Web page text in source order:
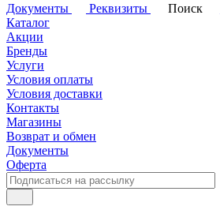
Документы
Реквизиты Поиск
Каталог
Акции
Бренды
Услуги
Условия оплаты
Условия доставки
Контакты
Магазины
Возврат и обмен
Документы
Оферта